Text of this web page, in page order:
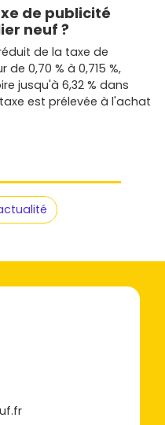
performances
, Vinci Immobilier
soignés dans les
et des communes
,
(architecture,
les prestations :
aluminium
projet en
intercalaires).
écoles,
de publicité
neuf ?
de la taxe de
0,70 % à 0,715 %,
jusqu'à 6,32 % dans
est prélevée à l'achat